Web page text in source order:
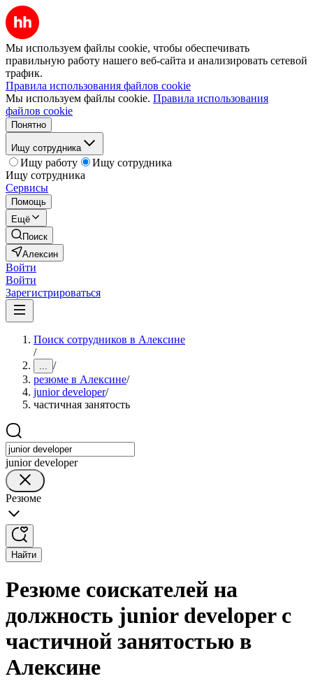
Мы используем файлы cookie, чтобы обеспечивать
правильную работу нашего веб-сайта и анализировать сетевой
трафик.
Правила использования файлов cookie
Мы используем файлы cookie. Правила использования
файлов cookie
Понятно
Ищу сотрудника
Ищу работу
Ищу сотрудника
Ищу сотрудника
Сервисы
Помощь
Ещё
Поиск
Алексин
Войти
Войти
Зарегистрироваться
Поиск сотрудников в Алексине
/
... /
резюме в Алексине/
junior developer/
частичная занятость
junior developer
Резюме
Найти
Резюме соискателей на
должность junior developer с
частичной занятостью в
Алексине